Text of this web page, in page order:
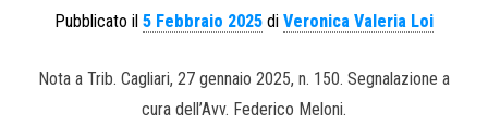
Pubblicato il 5 Febbraio 2025 di Veronica Valeria Loi
Nota a Trib. Cagliari, 27 gennaio 2025, n. 150. Segnalazione a
cura dell’Avv. Federico Meloni.